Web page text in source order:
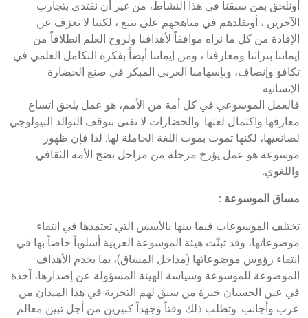
أونلحق بمن سبقنا في هذا النشاط، من غير أن نقتدي بتجارب
الآخرين ، أونقلدهم في مناهجهم على تتبع ، لكننا لا نعزف عن
الإفادة من كل ما نراه موافقاً لأهدافنا ولروح العلم انطلاقاً من
إيماننا بتراثنا ومعارفنا ، ومن إيماننا أيضاً بفكرة التكامل العلمي في
تكافؤ وإنصاف، وبإسهامنا العربي المبكر في صنع الحضارة
الإنسانية .
فالعمل الموسوعي في كل أمة من الأمم، هو عمل يلحق اتساع
معارفها واكتمال لغتها. والحضارات لا تفنى بتوقف التوالد البيولوجي
لصانعيها، لكنها تموت بموت اللغة الحاملة لها. لذا فإن ظهور
موسوعة هو عمل يؤرخ مرحلة من مراحل نضج الأمة الثقافي
واللغوي.
مساق الموسوعة :
تختلف الموسوعات فيما بينها بالأسس التي تعتمدها في انتقاء
موضوعاتها، وقد تبنّت هيئة الموسوعة العربية أسلوباً خاصاً بها في
انتقاء رؤوس موضوعاتها (مداخل المساق)، بما يخدم الأهداف
الموضوعة للموسوعة وسياسة الهيئة المسؤولة عن إصدارها، آخذة
في عين الحسبان خبرة من سبق لهم التجربة في هذا الميدان من
عرب وأجانب. وتطلب ذلك وقتاً وجهداً كبيرين من أجل تبين معالم